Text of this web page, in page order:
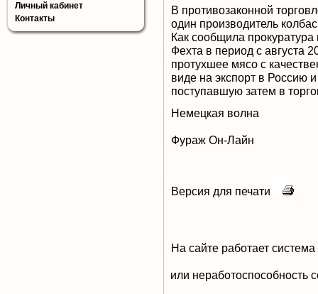
Личный кабинет
Контакты
В противозаконной
один производитель
Как сообщила
Фехта в период с августа
протухшее мясо с
виде на экспорт в Россию
поступавшую затем в
Немецкая волна
Фураж Он-Лайн
Версия для печати
На сайте работает
или неработоспособность